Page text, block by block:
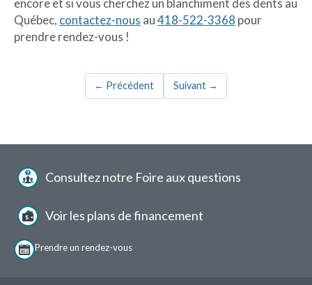
Québec, contactez-nous au418-522-3368 pour
prendre rendez-vous !
← Précédent Suivant →
Menu
pied
page
Consultez notre Foire aux questions
Voir les plans de financement
Prendre un rendez-vous